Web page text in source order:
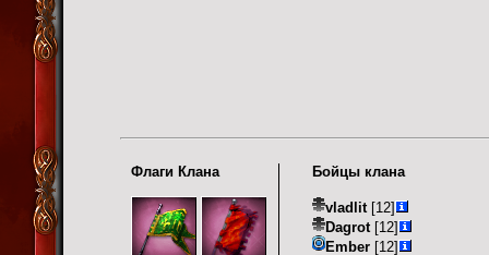
Флаги Клана Бойцы клана
vladlit [12]
Dagrot [12]
Ember [12]